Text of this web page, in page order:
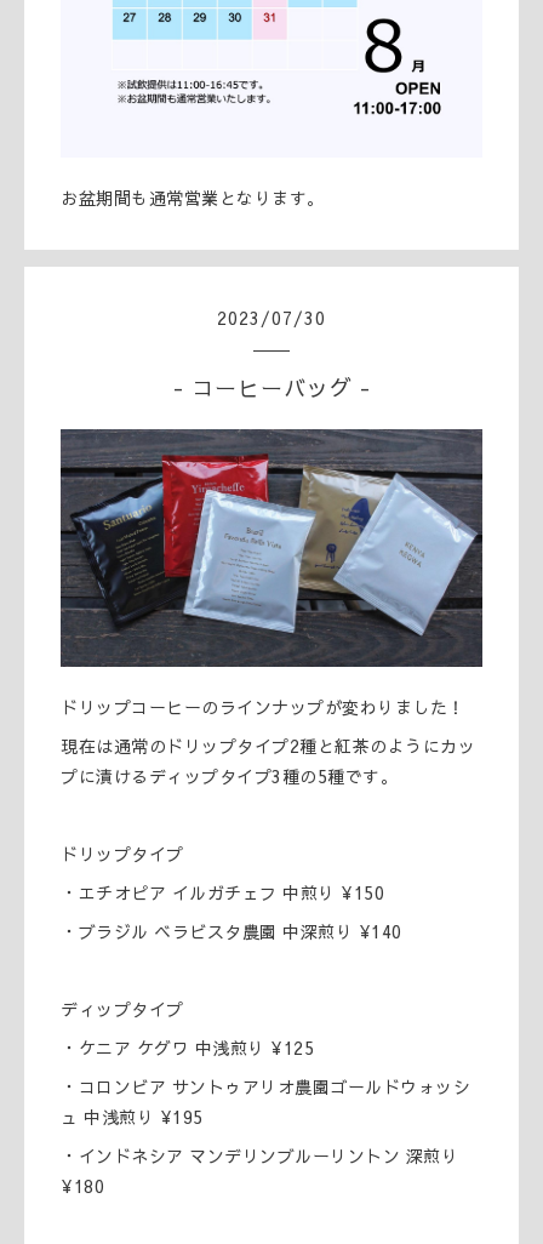
お盆期間も通常営業となります。
2023 /07/30
- コーヒーバッグ -
ドリップコーヒーのラインナップが変わりました！
現在は通常のドリップタイプ2種と紅茶のようにカッ
プに漬けるディップタイプ3種の5種です。
ドリップタイプ
・エチオピア イルガチェフ 中煎り ¥150
・ブラジル ベラビスタ農園 中深煎り ¥140
ディップタイプ
・ケニア ケグワ 中浅煎り ¥125
・コロンビア サントゥアリオ農園ゴールドウォッシ
ュ 中浅煎り ¥195
・インドネシア マンデリンブルーリントン 深煎り
¥180